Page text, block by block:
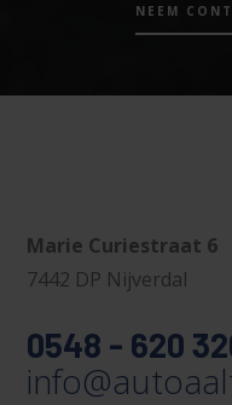
NEEM
Marie Curiestraat 6
7442 DP Nijverdal
0548 - 620